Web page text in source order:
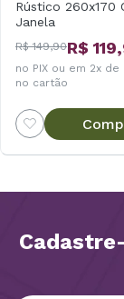
Rústico 260x170
Janela
R$ 149,90R$
no PIX ou em 2x de
no cartão